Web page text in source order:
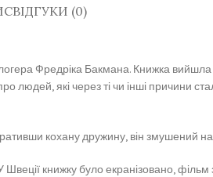
ВІДГУКИ (0)
Фредріка Бакмана. Книжка вийшла
людей, які через ті чи інші причини
кохану дружину, він змушений
книжку було екранізовано,